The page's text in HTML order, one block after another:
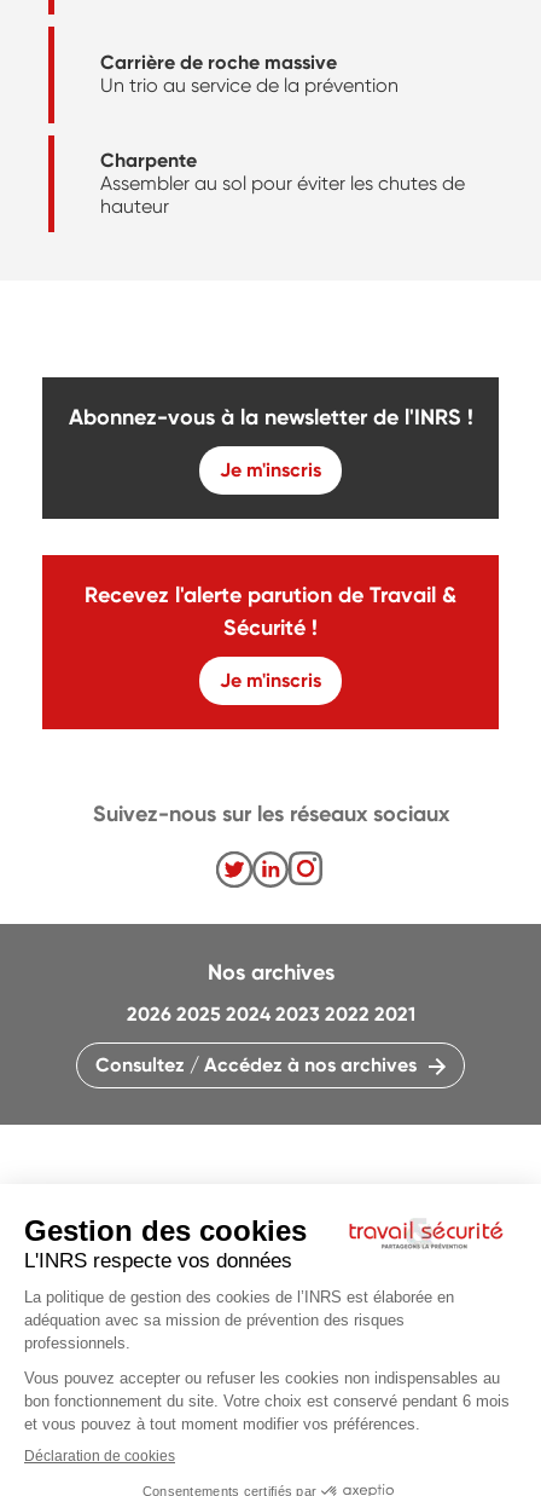
Carrière de roche massive
Un trio au service de la prévention
Charpente
Assembler au sol pour éviter les chutes de
hauteur
Abonnez-vous à la newsletter de l'INRS !
Je m'inscris
Recevez l'alerte parution de Travail &
Sécurité !
Je m'inscris
QUI SOMMES-NOUS ?
MENTIONS LÉGALES
PLAN DU SITE
PARAMÈTRES DES COOKIES
CHARTE DES COOKIES ET TRACEURS
Nos archives
2026 2025 2024 2023 2022 2021
Consultez / Accédez à nos archives
Suivez-nous sur les réseaux sociaux